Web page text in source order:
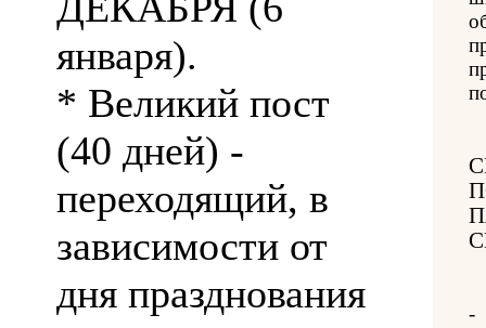
января).
* Великий пост
(40 дней) -
переходящий, в
зависимости от
дня празднования
-